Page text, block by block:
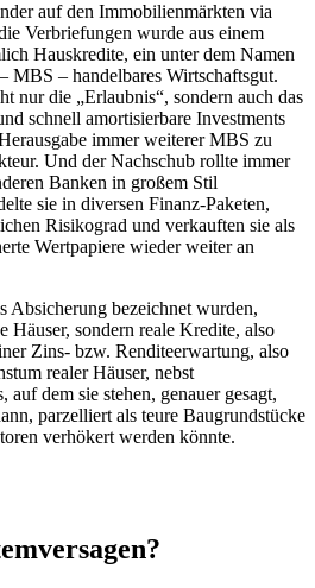
auf den Immobilienmärkten via
Verbriefungen wurde aus einem
Hauskredite, ein unter dem Namen
MBS – handelbares Wirtschaftsgut.
nur die „Erlaubnis“, sondern auch das
schnell amortisierbare Investments
immer weiterer MBS zu
Und der Nachschub rollte immer
Banken in großem Stil
sie in diversen Finanz-Paketen,
Risikograd und verkauften sie als
Wertpapiere wieder weiter an
Absicherung bezeichnet wurden,
Häuser, sondern reale Kredite, also
Zins- bzw. Renditeerwartung, also
realer Häuser, nebst
auf dem sie stehen, genauer gesagt,
parzelliert als teure Baugrundstücke
verhökert werden könnte.